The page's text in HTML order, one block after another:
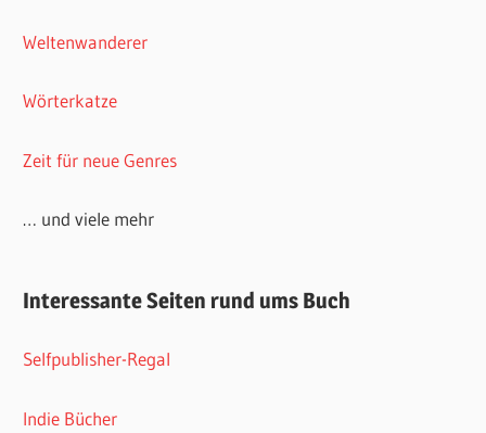
Weltenwanderer
Wörterkatze
Zeit für neue Genres
… und viele mehr
Interessante Seiten rund ums Buch
Selfpublisher-Regal
Indie Bücher